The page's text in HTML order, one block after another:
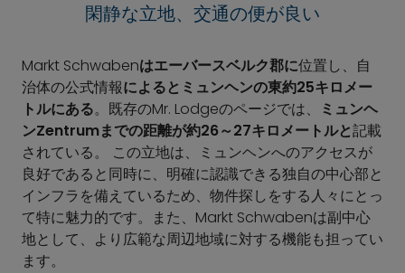
閑静な立地、交通の便が良い
Markt Schwabenはエーバースベルク郡に位置し、自
治体の公式情報によるとミュンヘンの東約25キロメー
トルにある。既存のMr. Lodgeのページでは、
ミュンヘ
ンZentrumまでの距離が約26～27キロメートルと記載
されている。 この立地は、ミュンヘンへのアクセスが
良好であると同時に、明確に認識できる独自の中心部と
インフラを備えているため、物件探しをする人々にとっ
て特に魅力的です。また、Markt Schwabenは副中心
地として、より広範な周辺地域に対する機能も担ってい
ます。